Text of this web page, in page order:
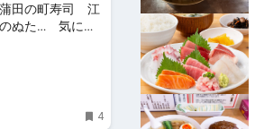
田の町寿司 江
ぬた… 気にな
4